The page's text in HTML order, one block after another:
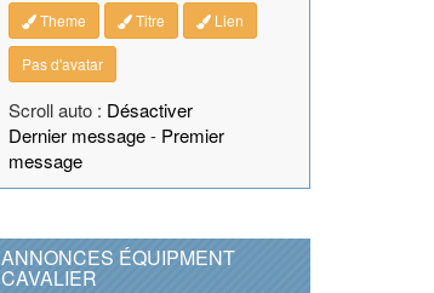
Theme Titre Lien
Pas d'avatar
Scroll auto : Désactiver
Dernier message- Premier
message
ANNONCES ÉQUIPMENT
CAVALIER